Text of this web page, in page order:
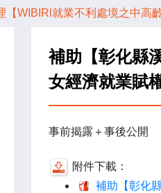
【WIBIRl就業不利處境之中高
補助【彰化縣
女經濟就業賦
事前揭露＋事後公開
附件下載：
補助【彰化